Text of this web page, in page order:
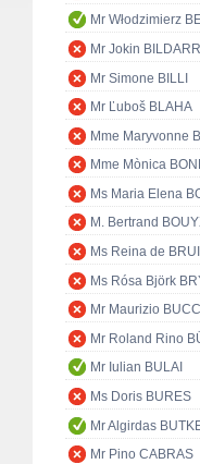
Mr Włodzimierz
Mr Jokin
Mr Simone BILLI
Mr Ľuboš BLAHA
Mme Maryvonne
Mme Mònica
Ms Maria Elena
M. Bertrand
Ms Reina de
Ms Rósa Björk
Mr Maurizio
Mr Roland Rino
Mr Iulian BULAI
Ms Doris BURES
Mr Algirdas
Mr Pino CABRAS